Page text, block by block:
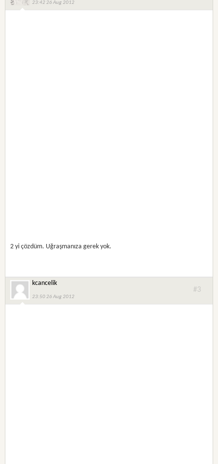
23:42 26 Aug 2012
2 yi çözdüm. Uğraşmanıza gerek yok.
kcancelik
23:50 26 Aug 2012
#3